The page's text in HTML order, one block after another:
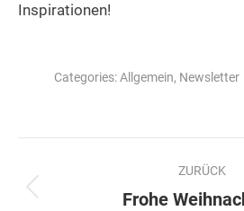
Inspirationen!
Categories:Allgemein, Newsletter
ZURÜCK
Frohe